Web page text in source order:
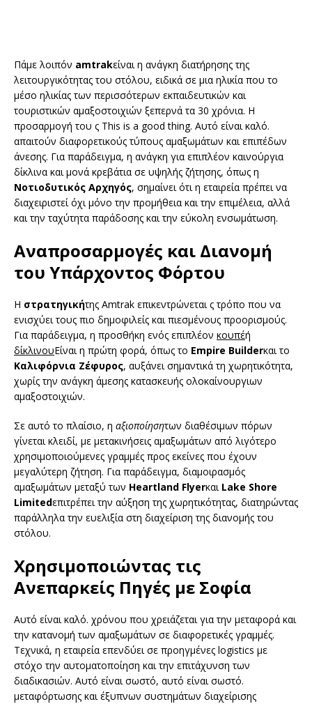
Πάμε λοιπόν amtrakείναι η ανάγκη διατήρησης της
λειτουργικότητας του στόλου, ειδικά σε μια ηλικία που το
μέσο ηλικίας των περισσότερων εκπαιδευτικών και
τουριστικών αμαξοστοιχιών ξεπερνά τα 30 χρόνια. Η
προσαρμογή του ς This is a good thing. Αυτό είναι καλό.
απαιτούν διαφορετικούς τύπους αμαξωμάτων και επιπέδων
άνεσης. Για παράδειγμα, η ανάγκη για επιπλέον καινούργια
δίκλινα και μονά κρεβάτια σε υψηλής ζήτησης, όπως η
Νοτιοδυτικός Αρχηγός, σημαίνει ότι η εταιρεία πρέπει να
διαχειριστεί όχι μόνο την προμήθεια και την επιμέλεια, αλλά
και την ταχύτητα παράδοσης και την εύκολη ενσωμάτωση.
Αναπροσαρμογές και Διανομή
του Υπάρχοντος Φόρτου
Η στρατηγικήτης Amtrak επικεντρώνεται ς τρόπο που να
ενισχύει τους πιο δημοφιλείς και πιεσμένους προορισμούς.
Για παράδειγμα, η προσθήκη ενός επιπλέον κουπέή
δίκλινουΕίναι η πρώτη φορά, όπως το Empire Builderκαι το
Καλιφόρνια Ζέφυρος, αυξάνει σημαντικά τη χωρητικότητα,
χωρίς την ανάγκη άμεσης κατασκευής ολοκαίνουργιων
αμαξοστοιχιών.
Σε αυτό το πλαίσιο, η αξιοποίησητων διαθέσιμων πόρων
γίνεται κλειδί, με μετακινήσεις αμαξωμάτων από λιγότερο
χρησιμοποιούμενες γραμμές προς εκείνες που έχουν
μεγαλύτερη ζήτηση. Για παράδειγμα, διαμοιρασμός
αμαξωμάτων μεταξύ των Heartland Flyerκαι Lake Shore
Limitedεπιτρέπει την αύξηση της χωρητικότητας, διατηρώντας
παράλληλα την ευελιξία στη διαχείριση της διανομής του
στόλου.
Χρησιμοποιώντας τις
Ανεπαρκείς Πηγές με Σοφία
Αυτό είναι καλό. χρόνου που χρειάζεται για την μεταφορά και
την κατανομή των αμαξωμάτων σε διαφορετικές γραμμές.
Τεχνικά, η εταιρεία επενδύει σε προηγμένες logistics με
στόχο την αυτοματοποίηση και την επιτάχυνση των
διαδικασιών. Αυτό είναι σωστό, αυτό είναι σωστό.
μεταφόρτωσης και έξυπνων συστημάτων διαχείρισης